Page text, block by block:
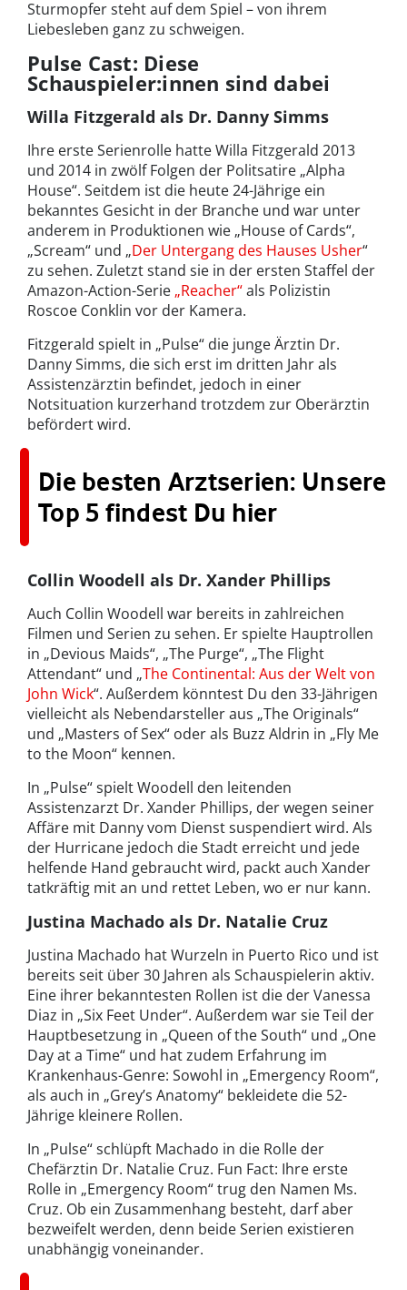
Sturmopfer steht auf dem Spiel – von ihrem
Liebesleben ganz zu schweigen.
Pulse Cast: Diese
Schauspieler:innen sind dabei
Willa Fitzgerald als Dr. Danny Simms
Ihre erste Serienrolle hatte Willa Fitzgerald 2013
und 2014 in zwölf Folgen der Politsatire „Alpha
House“. Seitdem ist die heute 24-Jährige ein
bekanntes Gesicht in der Branche und war unter
anderem in Produktionen wie „House of Cards“,
„Scream“ und „Der Untergang des Hauses Usher“
zu sehen. Zuletzt stand sie in der ersten Staffel der
Amazon-Action-Serie „Reacher“als Polizistin
Roscoe Conklin vor der Kamera.
Fitzgerald spielt in „Pulse“ die junge Ärztin Dr.
Danny Simms, die sich erst im dritten Jahr als
Assistenzärztin befindet, jedoch in einer
Notsituation kurzerhand trotzdem zur Oberärztin
befördert wird.
Die besten Arztserien: Unsere
Top 5 findest Du hier
Collin Woodell als Dr. Xander Phillips
Auch Collin Woodell war bereits in zahlreichen
Filmen und Serien zu sehen. Er spielte Hauptrollen
in „Devious Maids“, „The Purge“, „The Flight
Attendant“ und „The Continental: Aus der Welt von
John Wick“. Außerdem könntest Du den 33-Jährigen
vielleicht als Nebendarsteller aus „The Originals“
und „Masters of Sex“ oder als Buzz Aldrin in „Fly Me
to the Moon“ kennen.
In „Pulse“ spielt Woodell den leitenden
Assistenzarzt Dr. Xander Phillips, der wegen seiner
Affäre mit Danny vom Dienst suspendiert wird. Als
der Hurricane jedoch die Stadt erreicht und jede
helfende Hand gebraucht wird, packt auch Xander
tatkräftig mit an und rettet Leben, wo er nur kann.
Justina Machado als Dr. Natalie Cruz
Justina Machado hat Wurzeln in Puerto Rico und ist
bereits seit über 30 Jahren als Schauspielerin aktiv.
Eine ihrer bekanntesten Rollen ist die der Vanessa
Diaz in „Six Feet Under“. Außerdem war sie Teil der
Hauptbesetzung in „Queen of the South“ und „One
Day at a Time“ und hat zudem Erfahrung im
Krankenhaus-Genre: Sowohl in „Emergency Room“,
als auch in „Grey’s Anatomy“ bekleidete die 52-
Jährige kleinere Rollen.
In „Pulse“ schlüpft Machado in die Rolle der
Chefärztin Dr. Natalie Cruz. Fun Fact: Ihre erste
Rolle in „Emergency Room“ trug den Namen Ms.
Cruz. Ob ein Zusammenhang besteht, darf aber
bezweifelt werden, denn beide Serien existieren
unabhängig voneinander.